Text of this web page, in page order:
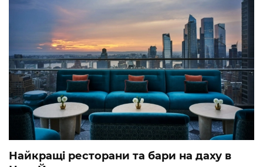
Найкращі ресторани та бари на даху в